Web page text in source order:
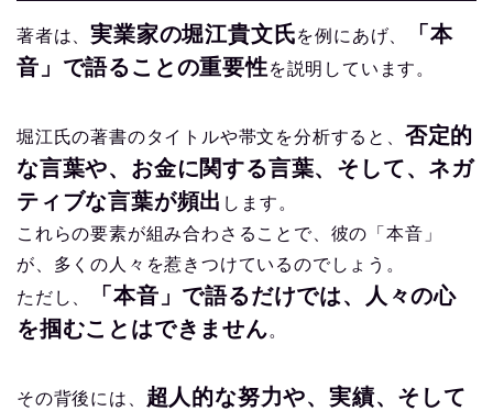
著者は、実業家の堀江貴文氏を例にあげ、
「本
音」で語ることの重要性を説明しています。
堀江氏の著書のタイトルや帯文を分析すると、 否定的
な言葉や、お金に関する言葉、そして、ネガ
ティブな言葉が頻出 します。
これらの要素が組み合わさることで、彼の「本音」
が、多くの人々を惹きつけているのでしょう。
ただし、
「本音」で語るだけでは、人々の心
を掴むことはできません。
その背後には、 超人的な努力や、実績、そして